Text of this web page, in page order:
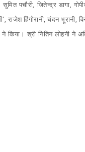
पचौरी, जितेन्द्र डागा,
हिंगोरानी, चंदन भूरानी,
श्री नितिन लोहनी ने